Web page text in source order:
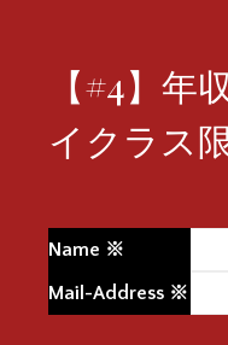
【#4】年
イクラス
Name ※
Mail-Address ※